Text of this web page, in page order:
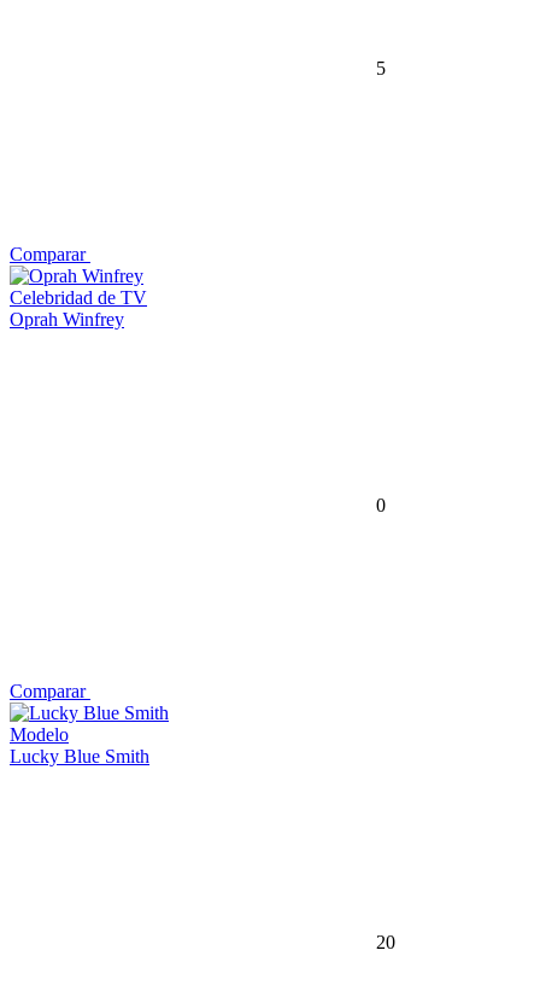
5
Comparar
Celebridad de TV
Oprah Winfrey
0
Comparar
Modelo
Lucky Blue Smith
20